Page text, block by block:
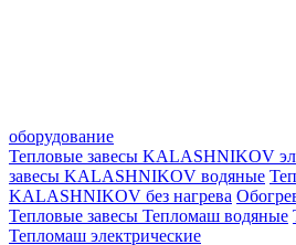
оборудование
Тепловые завесы KALASHNIKOV
завесы KALASHNIKOV водяные
KALASHNIKOV без нагрева
Тепловые завесы Тепломаш водяные
Тепломаш электрические